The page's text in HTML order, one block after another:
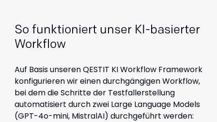
So funktioniert unser KI-basierter
Workflow
Auf Basis unseren QESTIT KI Workflow Framework
konfigurieren wir einen durchgängigen Workflow,
bei dem die Schritte der Testfallerstellung
automatisiert durch zwei Large Language Models
(GPT-4o-mini, MistralAI) durchgeführt werden: